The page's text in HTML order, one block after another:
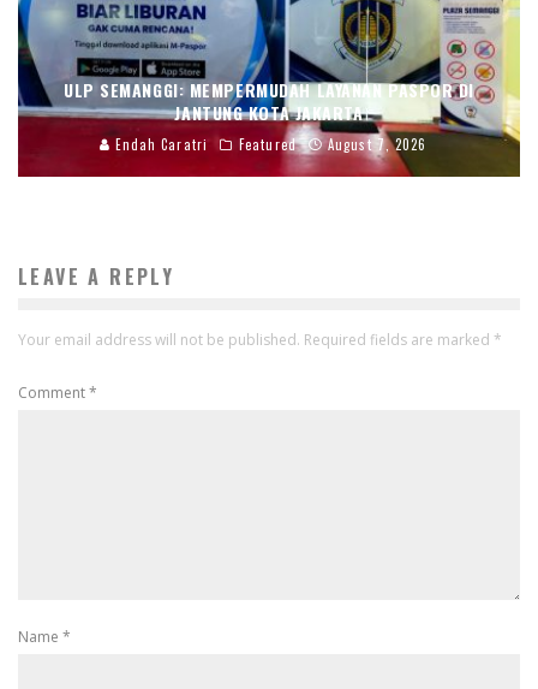
ULP SEMANGGI: MEMPERMUDAH LAYANAN PASPOR DI
JANTUNG KOTA JAKARTA
Endah Caratri Featured August 7, 2026
LEAVE A REPLY
Your email address will not be published. Required fields are marked *
Comment*
Name *